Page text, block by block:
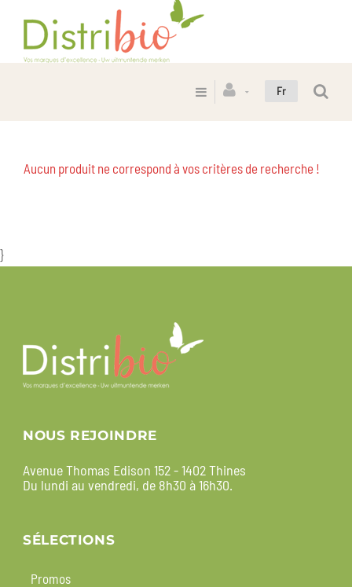
Fr
Aucun produit ne correspond à vos critères de recherche !
}
NOUS REJOINDRE
Avenue Thomas Edison 152 - 1402 Thines
Du lundi au vendredi, de 8h30 à 16h30.
SÉLECTIONS
Promos